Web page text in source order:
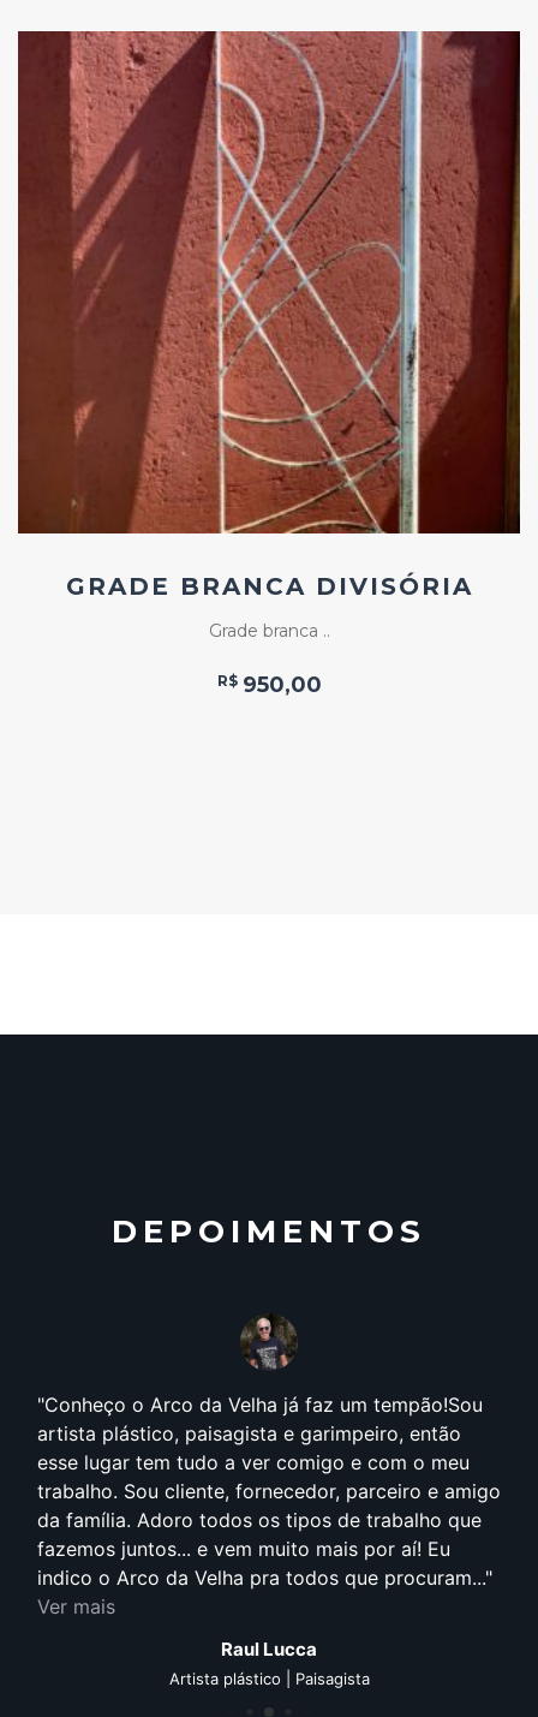
Add
ao
Favoritos
GRADE BRANCA DIVISÓRIA
Grade branca ..
R$ 950,00
DEPOIMENTOS
Conheço o Arco da Velha já faz um tempão!Sou
artista plástico, paisagista e garimpeiro, então
esse lugar tem tudo a ver comigo e com o meu
trabalho. Sou cliente, fornecedor, parceiro e amigo
da família. Adoro todos os tipos de trabalho que
fazemos juntos... e vem muito mais por aí! Eu
indico o Arco da Velha pra todos que procuram...
Ver mais
Raul Lucca
Artista plástico | Paisagista